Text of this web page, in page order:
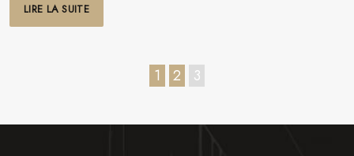
LIRE LA SUITE
1 2 3